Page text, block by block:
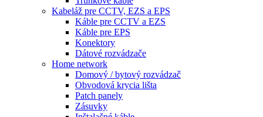
Kabeláž pre CCTV, EZS a EPS
Káble pre CCTV a EZS
Káble pre EPS
Konektory
Dátové rozvádzače
Home network
Domový / bytový rozvádzač
Obvodová krycia lišta
Patch panely
Zásuvky